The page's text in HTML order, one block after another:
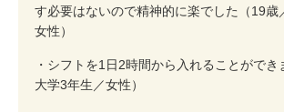
す必要はないので精神的に楽でした（19歳
女性）
・シフトを1日2時間から入れることができ
大学3年生／女性）